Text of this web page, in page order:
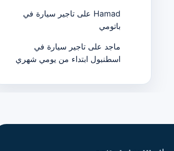
Hamad علىتاجير سيارة في
باتومي
ماجد علىتاجير سيارة في
اسطنبول ابتداء من يومي شهري